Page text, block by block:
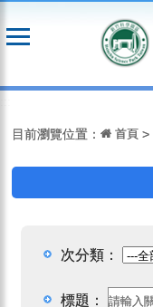
到
目前瀏覽位置： 首頁 >
次分類：
標題：